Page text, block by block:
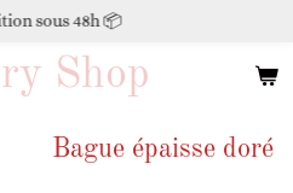
Shop
sous 48h 📦
Bague épaisse doré